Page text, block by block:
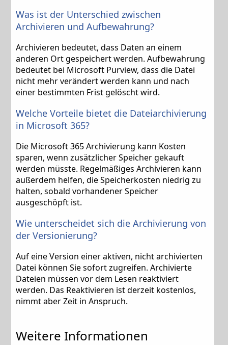
Was ist der Unterschied zwischen
Archivieren und Aufbewahrung?
Archivieren bedeutet, dass Daten an einem
anderen Ort gespeichert werden. Aufbewahrung
bedeutet bei Microsoft Purview, dass die Datei
nicht mehr verändert werden kann und nach
einer bestimmten Frist gelöscht wird.
Welche Vorteile bietet die Dateiarchivierung
in Microsoft 365?
Die Microsoft 365 Archivierung kann Kosten
sparen, wenn zusätzlicher Speicher gekauft
werden müsste. Regelmäßiges Archivieren kann
außerdem helfen, die Speicherkosten niedrig zu
halten, sobald vorhandener Speicher
ausgeschöpft ist.
Wie unterscheidet sich die Archivierung von
der Versionierung?
Auf eine Version einer aktiven, nicht archivierten
Datei können Sie sofort zugreifen. Archivierte
Dateien müssen vor dem Lesen reaktiviert
werden. Das Reaktivieren ist derzeit kostenlos,
nimmt aber Zeit in Anspruch.
Weitere Informationen